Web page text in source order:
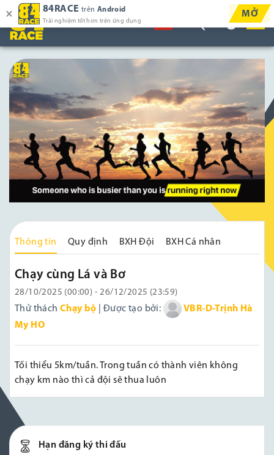
Thông tin Quy định BXH Đội BXH Cá nhân
Chạy cùng Lá và Bơ
28/10/2025 (00:00) - 26/12/2025 (23:59)
Thử thách Chạy bộ | Được tạo bởi:
VBR-D-Trịnh Hà
My HO
Tối thiểu 5km/tuần. Trong tuần có thành viên không
chạy km nào thì cả đội sẽ thua luôn
Hạn đăng ký thi đấu
84RACE trên Android
Trải nghiệm tốt hơn trên ứng dụng
MỞ